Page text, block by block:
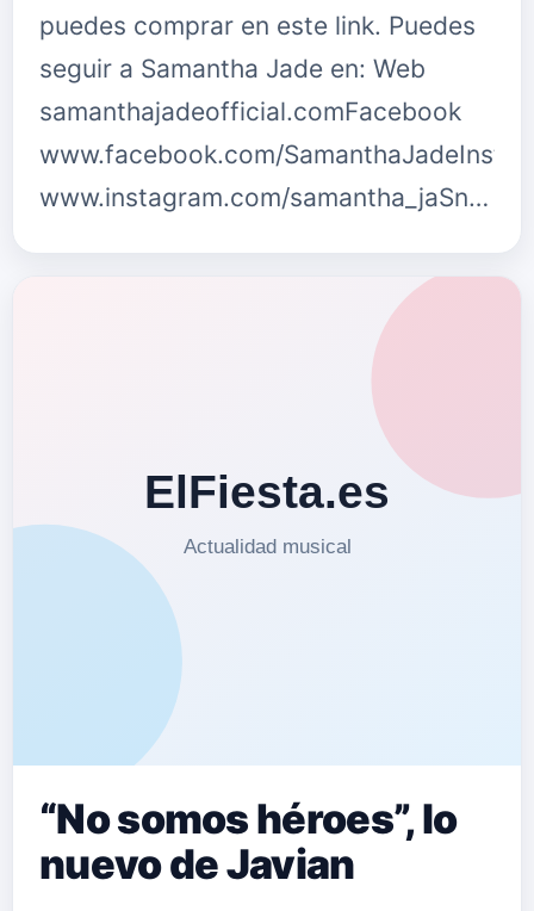
puedes comprar en este link. Puedes
seguir a Samantha Jade en: Web
samanthajadeofficial.comFacebook
www.facebook.com/
www.instagram.com/samantha_jaSn…
“No somos héroes”, lo
nuevo de Javian